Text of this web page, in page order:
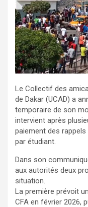
Le Collectif des
de Dakar (UCAD) a
temporaire de son
intervient après
paiement des rappels
par étudiant.
Dans son
aux autorités deux
situation.
La première prévoit
CFA en février 2026,